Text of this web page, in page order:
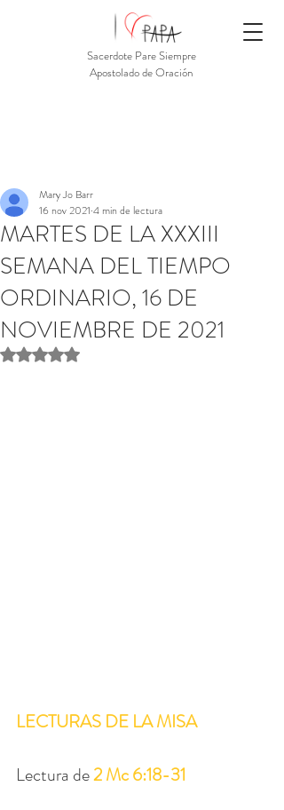
Sacerdote Pare Siempre
Apostolado de Oración
MARTES DE LA XXXIII
SEMANA DEL TIEMPO
ORDINARIO, 16 DE
NOVIEMBRE DE 2021
Mary Jo Barr
16 nov 2021 4 min de lectura
Obtuvo NaN de 5 estrellas.
LECTURAS DE LA MISA
Lectura de 2 Mc 6:18-31